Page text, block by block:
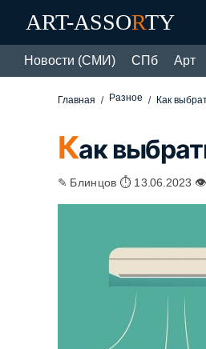
ART-ASSORTY
Новости (СМИ) СПб Арт
Главная Разное Как
Как
✎ Блинцов ⏱ 13.06.2023